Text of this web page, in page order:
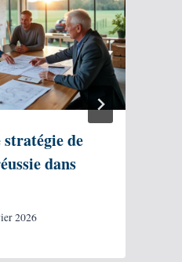
stratégie de
dans
2026